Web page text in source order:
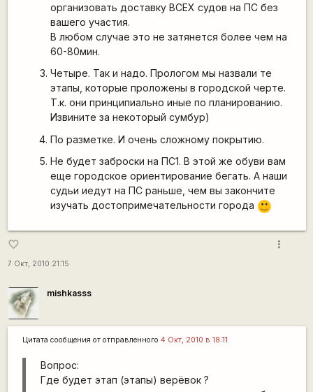
организовать доставку ВСЕХ судов на ПС без
вашего участия.
В любом случае это не затянется более чем на
60-80мин.
Четыре. Так и надо. Прологом мы назвали те
этапы, которые проложены в городской черте.
Т.к. они принципиально иные по планированию.
Извините за некоторый сумбур)
По разметке. И очень сложному покрытию.
Не будет заброски на ПС1. В этой же обуви вам
еще городское ориентирование бегать. А наши
судьи иедут на ПС раньше, чем вы закончите
изучать достопримечательности города
:)
favorite_border
7 Окт, 2010 21:15
more_vert
mishkasss
Цитата сообщения от отправленного 4 Окт, 2010 в 18:11
Вопрос:
Где будет этап (этапы) верёвок ?